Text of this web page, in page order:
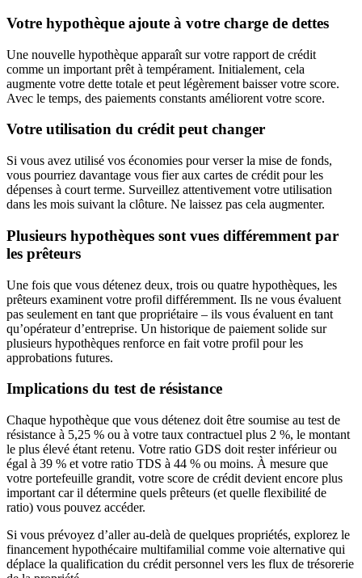
Votre hypothèque ajoute à votre charge de dettes
Une nouvelle hypothèque apparaît sur votre rapport de crédit
comme un important prêt à tempérament. Initialement, cela
augmente votre dette totale et peut légèrement baisser votre score.
Avec le temps, des paiements constants améliorent votre score.
Votre utilisation du crédit peut changer
Si vous avez utilisé vos économies pour verser la mise de fonds,
vous pourriez davantage vous fier aux cartes de crédit pour les
dépenses à court terme. Surveillez attentivement votre utilisation
dans les mois suivant la clôture. Ne laissez pas cela augmenter.
Plusieurs hypothèques sont vues différemment par
les prêteurs
Une fois que vous détenez deux, trois ou quatre hypothèques, les
prêteurs examinent votre profil différemment. Ils ne vous évaluent
pas seulement en tant que propriétaire – ils vous évaluent en tant
qu’opérateur d’entreprise. Un historique de paiement solide sur
plusieurs hypothèques renforce en fait votre profil pour les
approbations futures.
Implications du test de résistance
Chaque hypothèque que vous détenez doit être soumise au test de
résistance à 5,25 % ou à votre taux contractuel plus 2 %, le montant
le plus élevé étant retenu. Votre ratio GDS doit rester inférieur ou
égal à 39 % et votre ratio TDS à 44 % ou moins. À mesure que
votre portefeuille grandit, votre score de crédit devient encore plus
important car il détermine quels prêteurs (et quelle flexibilité de
ratio) vous pouvez accéder.
Si vous prévoyez d’aller au-delà de quelques propriétés, explorez le
financement hypothécaire multifamilial comme voie alternative qui
déplace la qualification du crédit personnel vers les flux de trésorerie